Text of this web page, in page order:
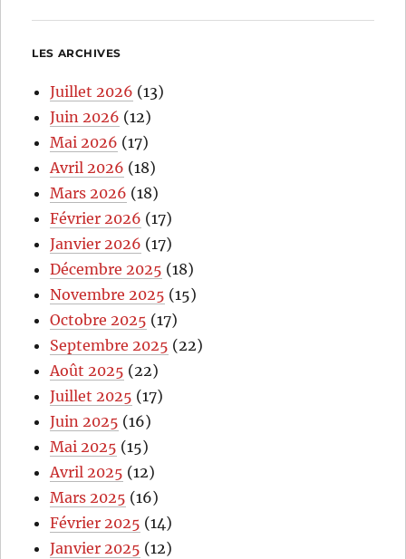
LES ARCHIVES
Juillet 2026 (13)
Juin 2026 (12)
Mai 2026 (17)
Avril 2026 (18)
Mars 2026 (18)
Février 2026 (17)
Janvier 2026 (17)
Décembre 2025 (18)
Novembre 2025 (15)
Octobre 2025 (17)
Septembre 2025 (22)
Août 2025 (22)
Juillet 2025 (17)
Juin 2025 (16)
Mai 2025 (15)
Avril 2025 (12)
Mars 2025 (16)
Février 2025 (14)
Janvier 2025 (12)